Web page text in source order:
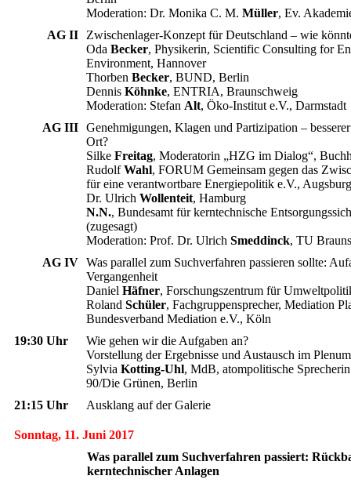
Moderation: Dr. Monika C. M. Müller, Ev.
AG II Zwischenlager-Konzept für Deutschland – wie
Oda Becker, Physikerin, Scientific Consulting for
Environment, Hannover
Thorben Becker, BUND, Berlin
Dennis Köhnke, ENTRIA, Braunschweig
Moderation: Stefan Alt, Öko-Institut e.V., Darmstadt
AG III Genehmigungen, Klagen und Partizipation –
Ort?
Silke Freitag, Moderatorin „HZG im Dialog“,
RudolfWahl, FORUM Gemeinsam gegen das
für eine verantwortbare Energiepolitik e.V., Augsburg
Dr. Ulrich Wollenteit, Hamburg
N.N., Bundesamt für kerntechnische
(zugesagt)
Moderation: Prof. Dr. Ulrich Smeddinck, TU
AG IV Was parallel zum Suchverfahren passieren sollte:
Vergangenheit
Daniel Häfner, Forschungszentrum für
Roland Schüler, Fachgruppensprecher, Mediation
Bundesverband Mediation e.V., Köln
19:30 Uhr
Wie gehen wir die Aufgaben an?
Vorstellung der Ergebnisse und Austausch im
Sylvia Kotting-Uhl, MdB, atompolitische
90/Die Grünen, Berlin
21:15 Uhr
Ausklang auf der Galerie
Sonntag, 11. Juni 2017
Was parallel zum Suchverfahren passiert:
kerntechnischer Anlagen